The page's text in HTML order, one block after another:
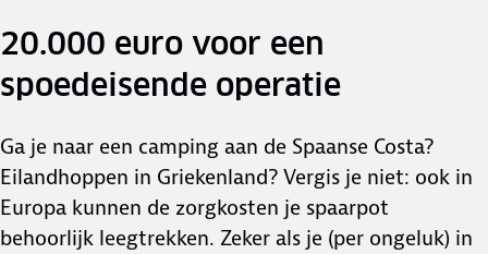
20.000 euro voor een
spoedeisende operatie
Ga je naar een camping aan de Spaanse Costa?
Eilandhoppen in Griekenland? Vergis je niet: ook in
Europa kunnen de zorgkosten je spaarpot
behoorlijk leegtrekken. Zeker als je (per ongeluk) in